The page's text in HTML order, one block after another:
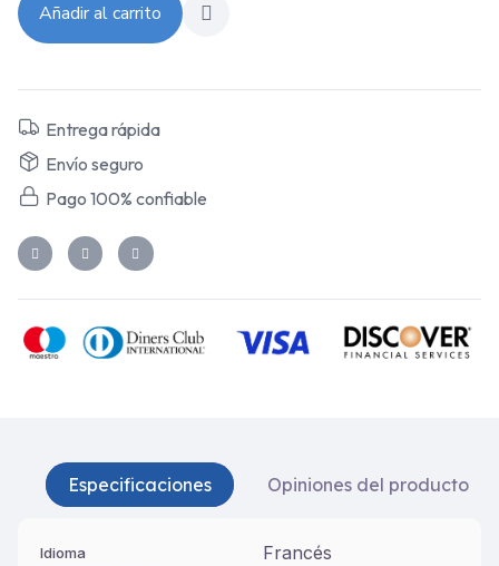
Añadir al carrito
Entrega rápida
Envío seguro
Pago 100% confiable
Especificaciones Opiniones del producto
Idioma Francés